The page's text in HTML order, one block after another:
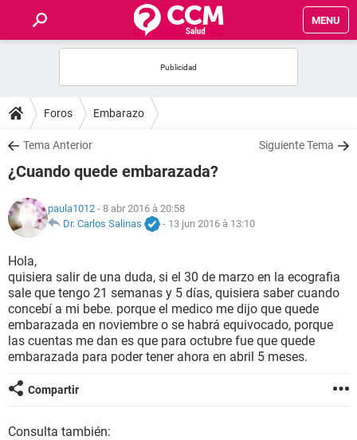
MENU
FORUMS
SALUD
FAMILIA
NUTRICIÓN
BIENESTAR
SEXUALIDAD
GLOSARIO
Foros Embarazo
Tema Anterior Siguiente Tema
¿Cuando quede embarazada?
paula1012 - 8 abr 2016 à 20:58
Dr. Carlos Salinas
- 13 jun 2016 à 13:10
Hola,
quisiera salir de una duda, si el 30 de marzo en la ecografia
sale que tengo 21 semanas y 5 días, quisiera saber cuando
concebí a mi bebe. porque el medico me dijo que quede
embarazada en noviembre o se habrá equivocado, porque
las cuentas me dan es que para octubre fue que quede
embarazada para poder tener ahora en abril 5 meses.
Compartir
Consulta también: